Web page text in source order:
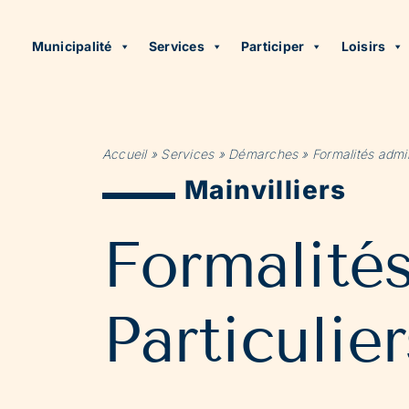
Municipalité Services Participer Loisirs
Accueil» Services» Démarches» Formalités
Mainvilliers